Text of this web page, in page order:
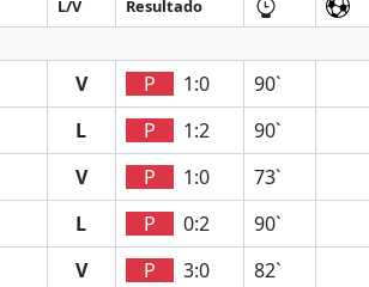
L/V Resultado
V P 1:0
90`
L P 1:2
90`
V P 1:0
73`
L P 0:2
90`
V P 3:0
82`